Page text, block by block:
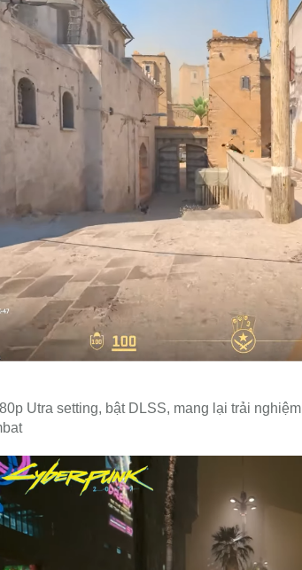
Utra setting, bật DLSS, mang lại trải